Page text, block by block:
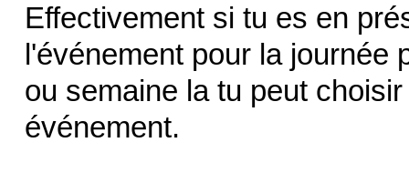
Effectivement si tu es en
l'événement pour la journée
ou semaine la tu peut
événement.